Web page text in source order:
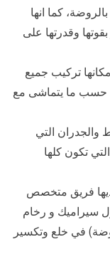
بالروضة، كما انها
وقدرتها على
تركيب جميع
حسب ما يتماشى مع
والجدران التي
تكون كلها
فريق متخصص
سيراميك و رخام
في خلع وتكسير